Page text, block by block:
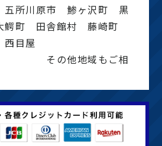
所川原市 鯵ヶ沢町 黒
町 田舎館村 藤崎町
目屋
地域もご相